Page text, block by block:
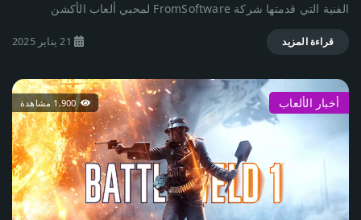
الفنية التي قدمتها شركة FromSoftware لمحبي ألعاب الأكشن
تُنسى في عالم الألعاب. تضعك اللعبة في فترة الساموراي الإقطاعي
ومواجهة أعداء أقوياء في رحلة مليئة بالتحديات الملحمية. الإصدار
GOTY Edition أضاف المزيد من التحدي والإثارة من خلال وضع Boss
Rush والتحديثات الجديدة التي جعلت اللعبة أكثر إثارة مع مزايا فريدة
مثل التحديثات البصرية وتحسين أسلوب اللعب. أهم مميزات اللعبة
نظام قتال استثنائي: تعتمد اللعبة على مبدأ المهارة، حيث يتطلب القتال
توقيتًا دقيقًا في الدفاع والهجوم لتهزم خصومك. عالم غني بالتفاصيل:
البيئة المصممة بدقة تتضمن معابد، قرى، وغابات، لتضعك في قلب
اليابان الإقطاعية. أعداء وزعماء ملحميون: مجموعة متنوعة من الأعداء،
وكل زعيم يقدم تجربة مختلفة وشديدة التحدي. أطوار اللعب المحسنة:
قراءة المزيد
أخبار الألعاب 1,900 مشاهدة